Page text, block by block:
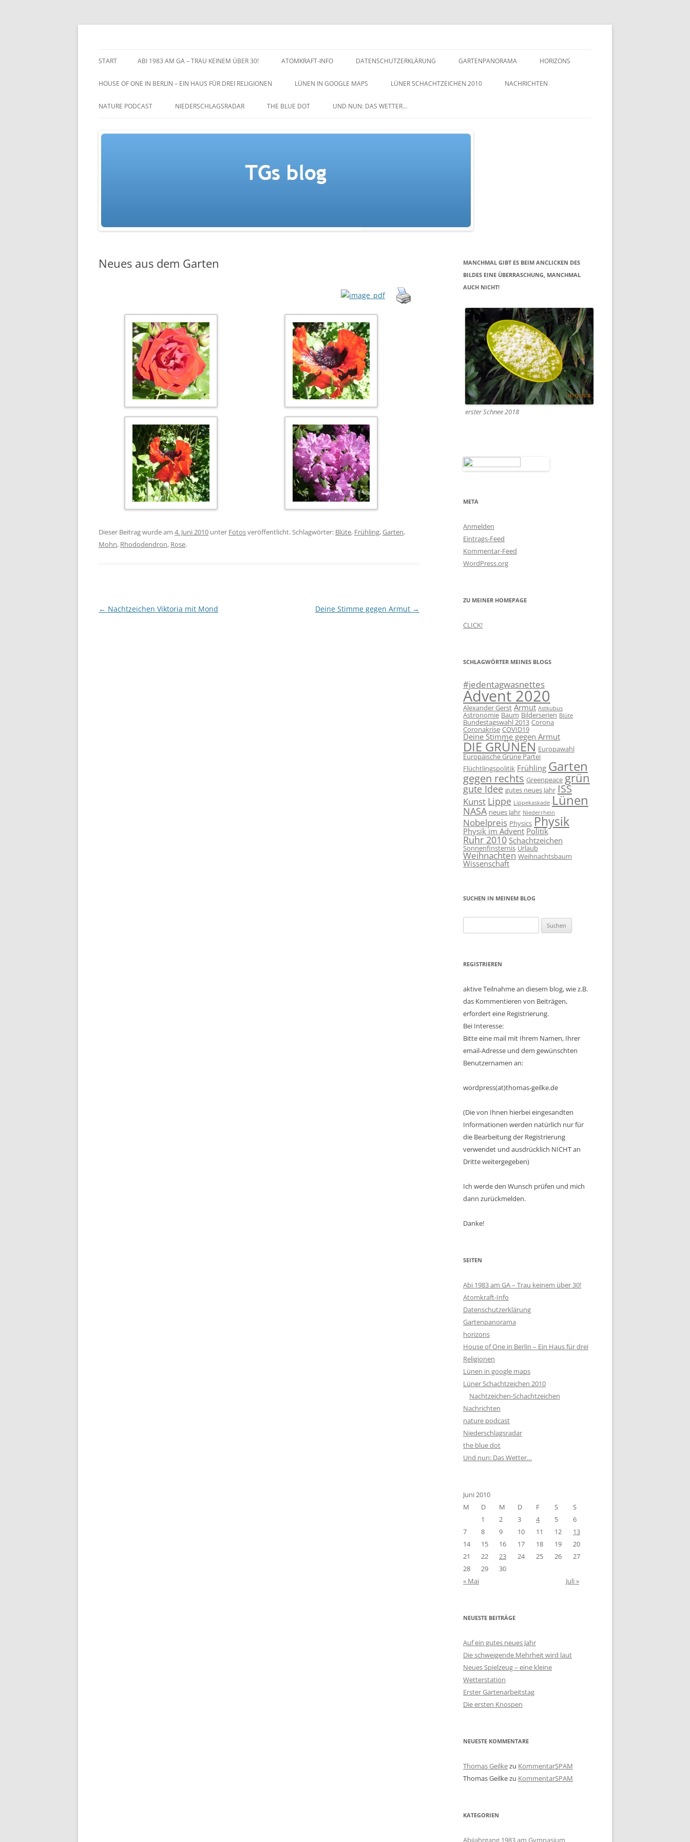
Zum
START ABI 1983 AM GA – TRAU KEINEM ÜBER 30! ATOMKRAFT-INFO DATENSCHUTZERKLÄRUNG GARTENPANORAMA HORIZONS
HOUSE OF ONE IN BERLIN – EIN HAUS FÜR DREI RELIGIONEN LÜNEN IN GOOGLE MAPS LÜNER SCHACHTZEICHEN 2010
NACHTZEICHEN-SCHACHTZEICHEN
NACHRICHTEN
NATURE PODCAST NIEDERSCHLAGSRADAR THE BLUE DOT UND NUN: DAS WETTER…
Neues aus dem Garten
Dieser Beitrag wurde am 4. Juni 2010 unter Fotosveröffentlicht. Schlagwörter: Blüte, Frühling,Garten,
Mohn, Rhododendron, Rose.
Beitragsnavigation
← Nachtzeichen Viktoria mit Mond Deine Stimme gegen Armut →
MANCHMAL GIBT ES BEIM ANCLICKEN DES
BILDES EINE ÜBERRASCHUNG, MANCHMAL
AUCH NICHT!
erster Schnee 2018
META
Anmelden
Eintrags-Feed
Kommentar-Feed
WordPress.org
ZU MEINER HOMEPAGE
CLICK!
SCHLAGWÖRTER MEINES BLOGS
#jedentagwasnettes
Advent 2020
Alexander Gerst Armut Astkubus
Astronomie Baum Bilderserien Blüte
Bundestagswahl 2013 Corona
Coronakrise COVID19
Deine Stimme gegen Armut
DIE GRÜNEN Europawahl
Europäische Grüne Partei
Flüchtlingspolitik Frühling Garten
gegen rechts Greenpeace grün
gute Idee gutes neues Jahr ISS
Kunst Lippe Lippekaskade Lünen
NASA neues Jahr Niederrhein
Nobelpreis Physics Physik
Physik im Advent Politik
Ruhr 2010 Schachtzeichen
Sonnenfinsternis Urlaub
Weihnachten Weihnachtsbaum
Wissenschaft
SUCHEN IN MEINEM BLOG
nach:
REGISTRIEREN
aktive Teilnahme an diesem blog, wie z.B.
das Kommentieren von Beiträgen,
erfordert eine Registrierung.
Bei Interesse:
Bitte eine mail mit Ihrem Namen, Ihrer
email-Adresse und dem gewünschten
Benutzernamen an:
wordpress(at)thomas-geilke.de
(Die von Ihnen hierbei eingesandten
Informationen werden natürlich nur für
die Bearbeitung der Registrierung
verwendet und ausdrücklich NICHT an
Dritte weitergegeben)
Ich werde den Wunsch prüfen und mich
dann zurückmelden.
Danke!
SEITEN
Abi 1983 am GA – Trau keinem über 30!
Atomkraft-Info
Datenschutzerklärung
Gartenpanorama
horizons
House of One in Berlin – Ein Haus für drei
Religionen
Lünen in google maps
Lüner Schachtzeichen 2010
Nachtzeichen-Schachtzeichen
Nachrichten
nature podcast
Niederschlagsradar
the blue dot
Und nun: Das Wetter…
Juni 2010
M
D M D F S
S
1
2 3 4 5
6
7
8 9 10 11 12
13
14
15 16 17 18 19
20
21
22 23 24 25 26
27
28
29
30
« Mai
Juli »
NEUESTE BEITRÄGE
Auf ein gutes neues Jahr
Die schweigende Mehrheit wird laut
Neues Spielzeug – eine kleine
Wetterstation
Erster Gartenarbeitstag
Die ersten Knospen
NEUESTE KOMMENTARE
Thomas Geilkezu KommentarSPAM
Thomas Geilkezu KommentarSPAM
KATEGORIEN
Abijahrgang 1983 am Gymnasium